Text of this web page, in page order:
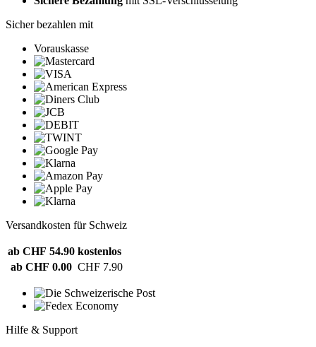
Sicher bezahlen mit
Vorauskasse
Versandkosten für Schweiz
ab CHF 54.90 kostenlos
ab CHF 0.00 CHF 7.90
Hilfe & Support